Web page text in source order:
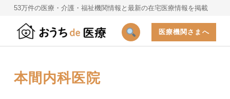
53万件の医療・介護・福祉機関情報と最新の在宅医療情報を掲載
医療機関さまへ
本間内科医院